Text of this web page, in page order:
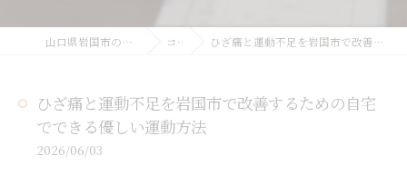
山口県岩国市の整体ならyukicoサロン コラム ひざ痛と運動不足を岩国市で改善するための自宅でできる優しい運動方法
ひざ痛と運動不足を岩国市で改善するための自宅
でできる優しい運動方法
2026/06/03